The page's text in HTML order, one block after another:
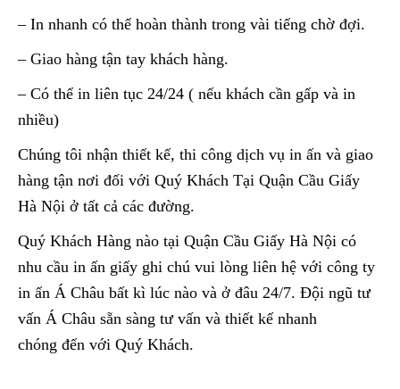
– In nhanh có thể hoàn thành trong vài tiếng chờ đợi.
– Giao hàng tận tay khách hàng.
– Có thể in liên tục 24/24 ( nếu khách cần gấp và in
nhiều)
Chúng tôi nhận thiết kế, thi công dịch vụ in ấn và giao
hàng tận nơi đối với Quý Khách Tại Quận Cầu Giấy
Hà Nội ở tất cả các đường.
Quý Khách Hàng nào tại Quận Cầu Giấy Hà Nội có
nhu cầu in ấn giấy ghi chú vui lòng liên hệ với công ty
in ấn Á Châu bất kì lúc nào và ở đâu 24/7. Đội ngũ tư
vấn Á Châu sẵn sàng tư vấn và thiết kế nhanh
chóng đến với Quý Khách.